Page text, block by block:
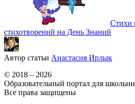
Стихи
стихотворений на День Знаний
Автор статьи Анастасия Ирлык
© 2018 – 2026
Образовательный портал для
Все права защищены